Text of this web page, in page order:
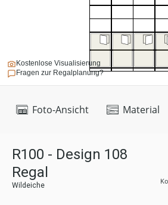
Foto-Ansicht Material
Kostenlose Visualisierung
Fragen zur Regalplanung?
R100 - Design 108
Regal
Wildeiche